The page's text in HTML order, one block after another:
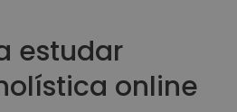
estudar
online